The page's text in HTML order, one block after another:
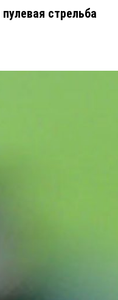
пулевая стрельба